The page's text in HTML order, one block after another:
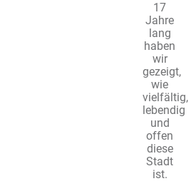
17
Jahre
lang
haben
wir
gezeigt,
wie
vielfältig,
lebendig
und
offen
diese
Stadt
ist.